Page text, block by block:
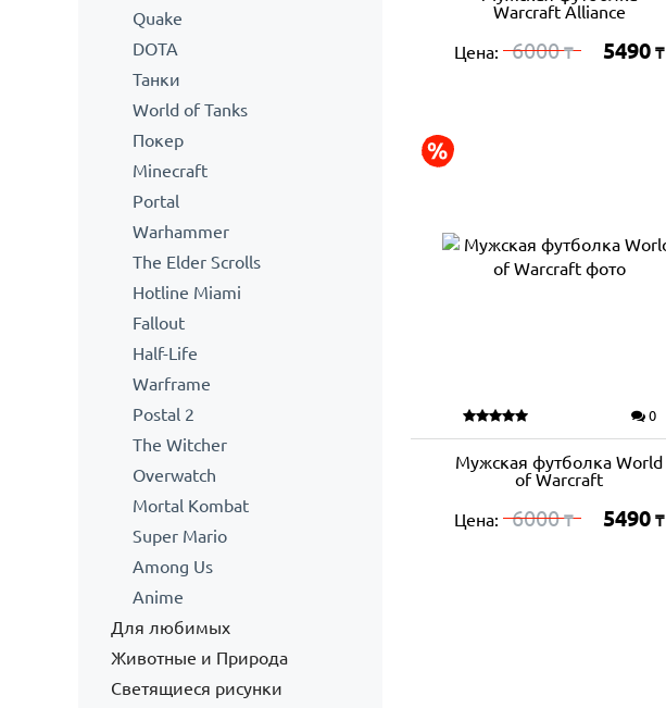
Quake
DOTA
Танки
World of Tanks
Покер
Minecraft
Portal
Warhammer
The Elder Scrolls
Hotline Miami
Fallout
Half-Life
Warframe
Postal 2
The Witcher
Overwatch
Mortal Kombat
Super Mario
Among Us
Anime
Для любимых
Животные и Природа
Светящиеся рисунки
Warcraft Alliance
Цена: 6000₸ 5490 ₸
0
Мужская футболка World
of Warcraft
Цена: 6000₸ 5490 ₸